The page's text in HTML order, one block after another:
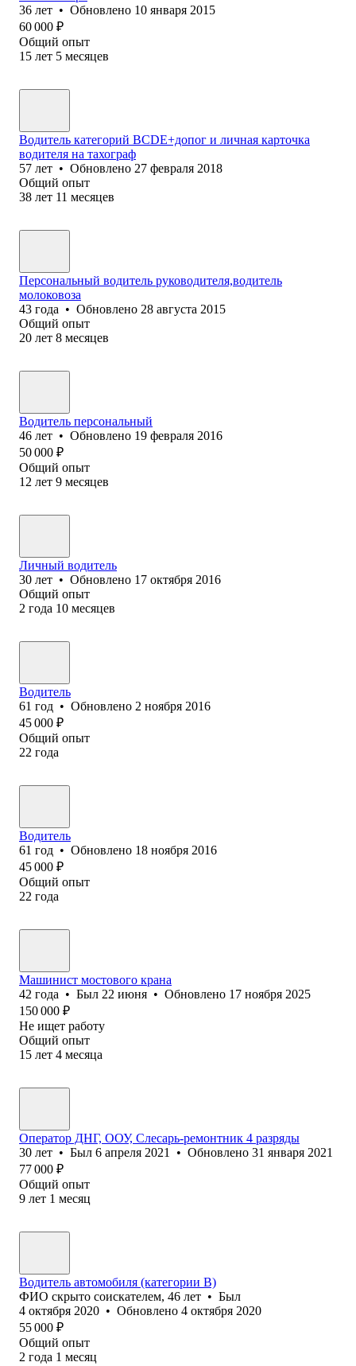
36 лет • Обновлено 10 января 2015
60 000 ₽
Общий опыт
15 лет 5 месяцев
Водитель категорий BCDE+допог и личная карточка
водителя на тахограф
57 лет • Обновлено 27 февраля 2018
Общий опыт
38 лет 11 месяцев
Персональный водитель руководителя,водитель
молоковоза
43 года • Обновлено 28 августа 2015
Общий опыт
20 лет 8 месяцев
Водитель персональный
46 лет • Обновлено 19 февраля 2016
50 000 ₽
Общий опыт
12 лет 9 месяцев
Личный водитель
30 лет • Обновлено 17 октября 2016
Общий опыт
2 года 10 месяцев
Водитель
61 год • Обновлено 2 ноября 2016
45 000 ₽
Общий опыт
22 года
Водитель
61 год • Обновлено 18 ноября 2016
45 000 ₽
Общий опыт
22 года
Машинист мостового крана
42 года • Был 22 июня • Обновлено 17 ноября 2025
150 000 ₽
Не ищет работу
Общий опыт
15 лет 4 месяца
Оператор ДНГ, ООУ, Слесарь-ремонтник 4 разряды
30 лет • Был 6 апреля 2021 • Обновлено 31 января 2021
77 000 ₽
Общий опыт
9 лет 1 месяц
Водитель автомобиля (категории В)
ФИО скрыто соискателем, 46 лет • Был
4 октября 2020 • Обновлено 4 октября 2020
55 000 ₽
Общий опыт
2 года 1 месяц